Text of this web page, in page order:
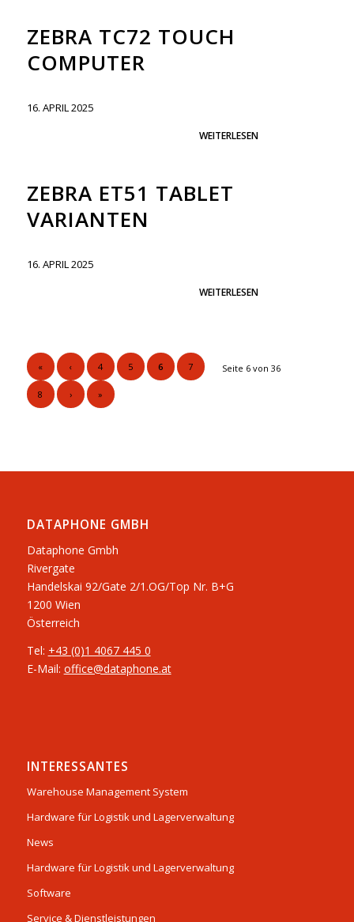
ZEBRA TC72 TOUCH
COMPUTER
16. APRIL 2025
WEITERLESEN
ZEBRA ET51 TABLET
VARIANTEN
16. APRIL 2025
WEITERLESEN
Seite 6 von 36
« ‹ 4 5 6 7
8 › »
DATAPHONE GMBH
Dataphone Gmbh
Rivergate
​Handelskai 92/Gate 2/1.OG/Top Nr. B+G
1200 Wien
Österreich
Tel: +43 (0)1 4067 445 0
E-Mail: office@dataphone.at
INTERESSANTES
Warehouse Management System
Hardware für Logistik und Lagerverwaltung
News
Hardware für Logistik und Lagerverwaltung
Software
Service & Dienstleistungen